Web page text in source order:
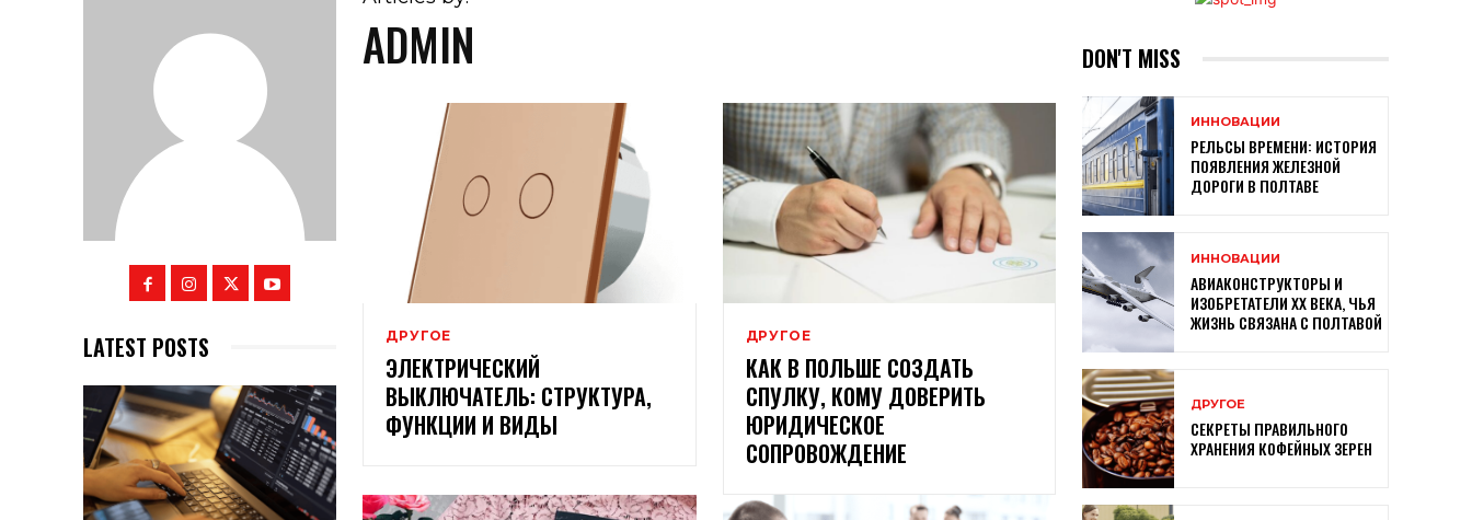
LATEST POSTS
ADMIN
ДРУГОЕ
ЭЛЕКТРИЧЕСКИЙ
ВЫКЛЮЧАТЕЛЬ: СТРУКТУРА,
ФУНКЦИИ И ВИДЫ
ДРУГОЕ
КАК В ПОЛЬШЕ СОЗДАТЬ
СПУЛКУ, КОМУ ДОВЕРИТЬ
ЮРИДИЧЕСКОЕ
СОПРОВОЖДЕНИЕ
DON'T MISS
ИННОВАЦИИ
РЕЛЬСЫ ВРЕМЕНИ: ИСТОРИЯ
ПОЯВЛЕНИЯ ЖЕЛЕЗНОЙ
ДОРОГИ В ПОЛТАВЕ
ИННОВАЦИИ
АВИАКОНСТРУКТОРЫ И
ИЗОБРЕТАТЕЛИ XX ВЕКА, ЧЬЯ
ЖИЗНЬ СВЯЗАНА С ПОЛТАВОЙ
ДРУГОЕ
СЕКРЕТЫ ПРАВИЛЬНОГО
ХРАНЕНИЯ КОФЕЙНЫХ ЗЕРЕН